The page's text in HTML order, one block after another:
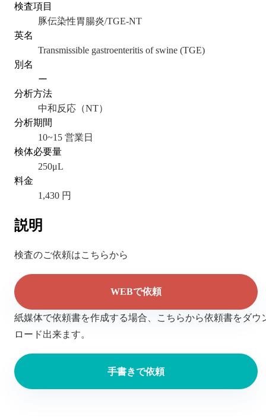
検査項目
豚伝染性胃腸炎/TGE-NT
英名
Transmissible gastroenteritis of swine (TGE)
別名
ー
分析方法
中和反応（NT）
分析期間
10~15 営業日
検体必要量
250μL
料金
1,430 円
説明
検査のご依頼はこちらから
WEBで依頼
紙媒体で依頼書を作成する場合、こちらから依頼書をダウ
ロード出来ます。
手書きで依頼